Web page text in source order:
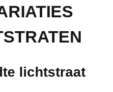
lichtstraat